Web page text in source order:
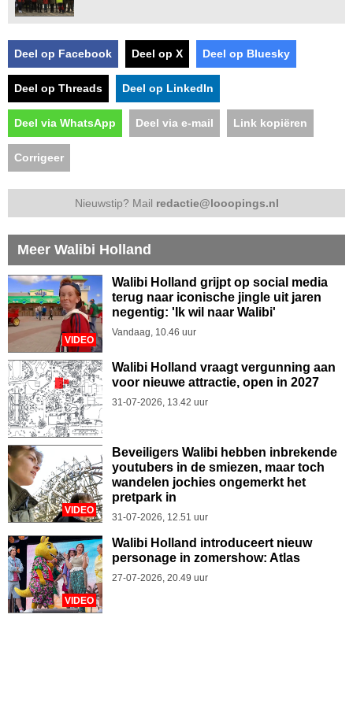
Deel op Facebook Deel op X Deel op Bluesky
Deel op Threads Deel op LinkedIn
Deel via WhatsApp Deel via e-mail Link kopiëren
Corrigeer
Nieuwstip? Mail redactie@looopings.nl
Meer Walibi Holland
VIDEO
Walibi Holland grijpt op social media
terug naar iconische jingle uit jaren
negentig: 'Ik wil naar Walibi'
Vandaag, 10.46 uur
Walibi Holland vraagt vergunning aan
voor nieuwe attractie, open in 2027
31-07-2026, 13.42 uur
VIDEO
Beveiligers Walibi hebben inbrekende
youtubers in de smiezen, maar toch
wandelen jochies ongemerkt het
pretpark in
31-07-2026, 12.51 uur
VIDEO
Walibi Holland introduceert nieuw
personage in zomershow: Atlas
27-07-2026, 20.49 uur